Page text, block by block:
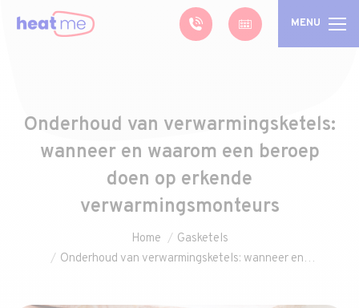
MENU
Onderhoud van verwarmingsketels:
wanneer en waarom een beroep
doen op erkende
verwarmingsmonteurs
Home
Gasketels
Onderhoud van verwarmingsketels: wanneer en…